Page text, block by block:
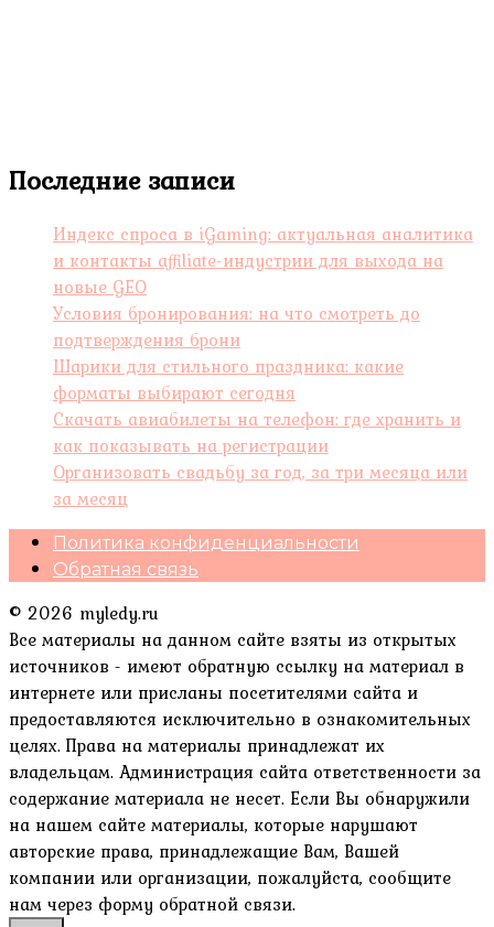
Последние записи
Индекс спроса в iGaming: актуальная аналитика
и контакты affiliate-индустрии для выхода на
новые GEO
Условия бронирования: на что смотреть до
подтверждения брони
Шарики для стильного праздника: какие
форматы выбирают сегодня
Скачать авиабилеты на телефон: где хранить и
как показывать на регистрации
Организовать свадьбу за год, за три месяца или
за месяц
Политика конфиденциальности
Обратная связь
© 2026 myledy.ru
Все материалы на данном сайте взяты из открытых
источников - имеют обратную ссылку на материал в
интернете или присланы посетителями сайта и
предоставляются исключительно в ознакомительных
целях. Права на материалы принадлежат их
владельцам. Администрация сайта ответственности за
содержание материала не несет. Если Вы обнаружили
на нашем сайте материалы, которые нарушают
авторские права, принадлежащие Вам, Вашей
компании или организации, пожалуйста, сообщите
нам через форму обратной связи.